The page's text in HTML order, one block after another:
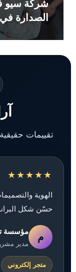
شركة سيو
الصدارة في
تقييمات
★★★★★
الهوية
حسّن شكل
م
مؤسسة
مدير
متجر إلكتروني